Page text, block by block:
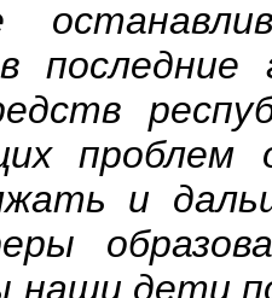
проблем
и
наши дети